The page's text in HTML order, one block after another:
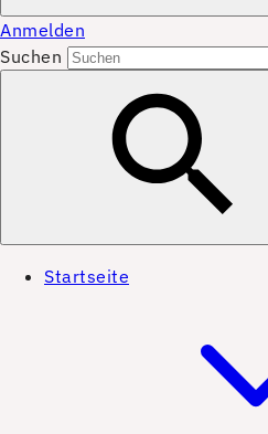
Anmelden
Suchen
Startseite